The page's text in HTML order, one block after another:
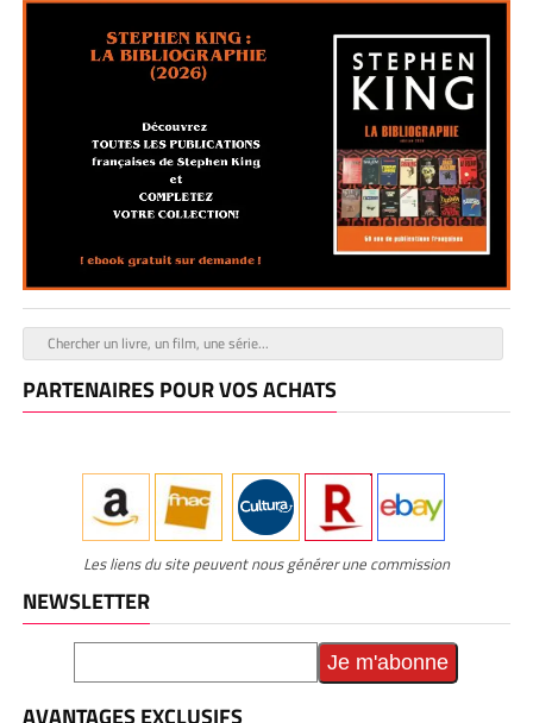
PARTENAIRES POUR VOS ACHATS
Les liens du site peuvent nous générer une commission
NEWSLETTER
AVANTAGES EXCLUSIFS